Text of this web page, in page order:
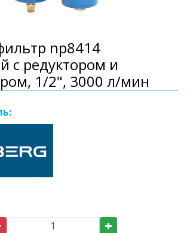
np8414
с редуктором и
1/2", 3000 л/мин